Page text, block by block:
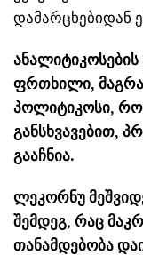
დამარცხებიდან
ფრთხილი,
პოლიტიკოსი,
განსხვავებით,
გააჩნია.
ლეკორნუ
შემდეგ, რაც
თანამდებობა